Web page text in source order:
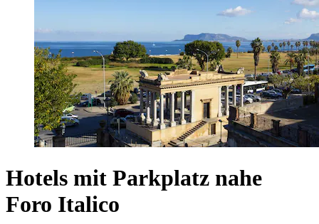
Hotels mit Parkplatz nahe
Foro Italico